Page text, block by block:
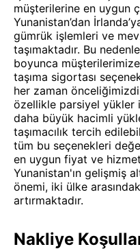
müşterilerine en uygun
Yunanistan’dan
gümrük işlemleri ve
taşımaktadır. Bu
boyunca
taşıma sigortası
her zaman
özellikle parsiyel yükler
daha büyük hacimli
taşımacılık tercih
tüm bu seçenekleri
en uygun fiyat ve
Yunanistan'ın gelişmiş
önemi, iki ülke
artırmaktadır.
Nakliye